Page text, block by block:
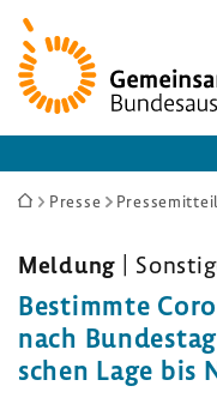
Zur
Startseite
Sie
hier:
Presse
Meldung |
Bestimmte
nach
schen Lage bis